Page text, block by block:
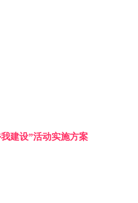
建设”活动实施方案